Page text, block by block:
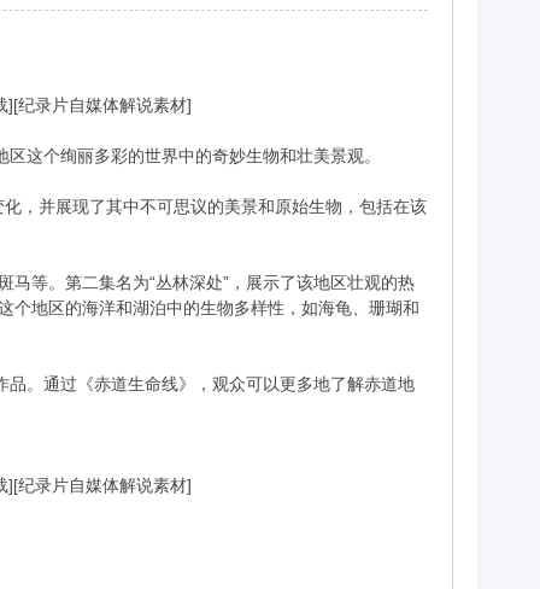
][纪录片自媒体解说素材]
这个绚丽多彩的世界中的奇妙生物和壮美景观。
，并展现了其中不可思议的美景和原始生物，包括在该
等。第二集名为“丛林深处”，展示了该地区壮观的热
个地区的海洋和湖泊中的生物多样性，如海龟、珊瑚和
。通过《赤道生命线》，观众可以更多地了解赤道地
][纪录片自媒体解说素材]